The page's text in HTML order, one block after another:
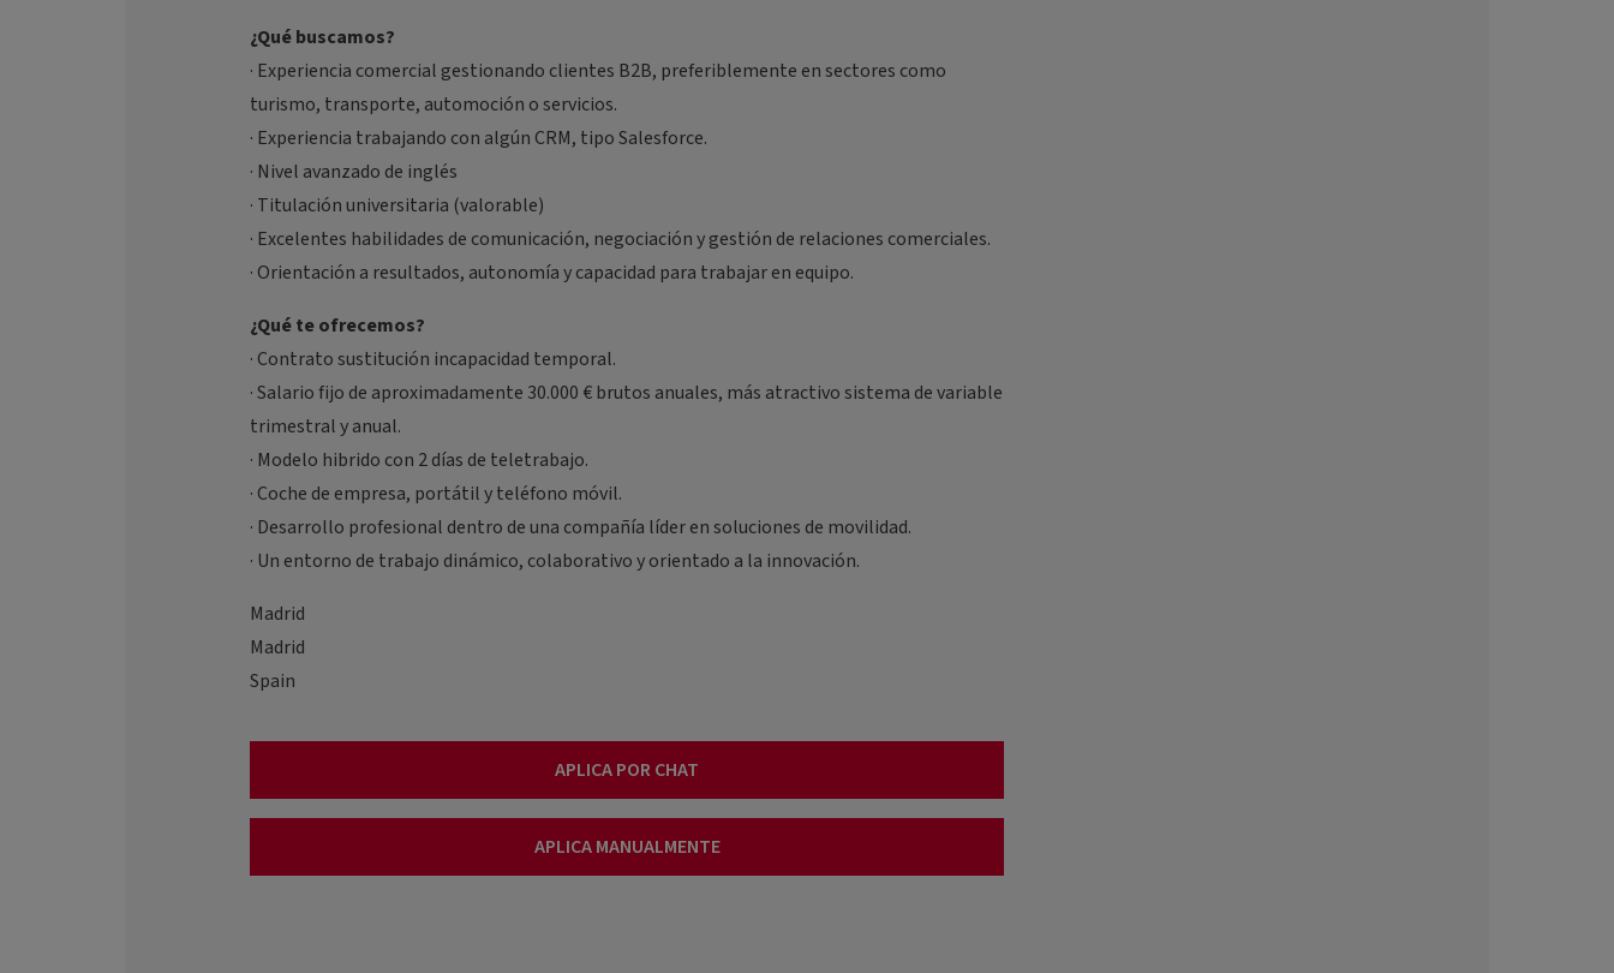
¿Qué buscamos?
· Experiencia comercial gestionando clientes B2B, preferiblemente en sectores como
turismo, transporte, automoción o servicios.
· Experiencia trabajando con algún CRM, tipo Salesforce.
· Nivel avanzado de inglés
· Titulación universitaria (valorable)
· Excelentes habilidades de comunicación, negociación y gestión de relaciones comerciales.
· Orientación a resultados, autonomía y capacidad para trabajar en equipo.
¿Qué te ofrecemos?
· Contrato sustitución incapacidad temporal.
· Salario fijo de aproximadamente 30.000 € brutos anuales, más atractivo sistema de variable
trimestral y anual.
· Modelo hibrido con 2 días de teletrabajo.
· Coche de empresa, portátil y teléfono móvil.
· Desarrollo profesional dentro de una compañía líder en soluciones de movilidad.
· Un entorno de trabajo dinámico, colaborativo y orientado a la innovación.
Madrid
Madrid
Spain
APLICA POR CHAT
APLICA MANUALMENTE